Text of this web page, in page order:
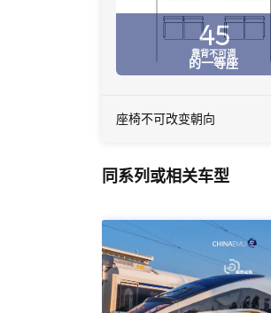
45
靠背不可调
的一等座
座椅不可改变朝向
同系列或相关车型